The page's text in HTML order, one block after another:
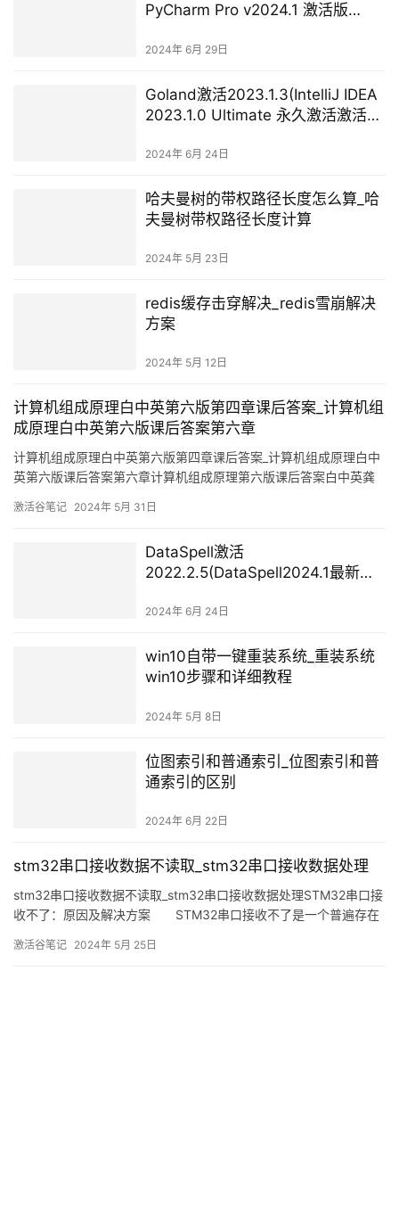
PyCharm Pro v2024.1 激活版
2024年 6月 29日
Goland激活2023.1.3(IntelliJ IDEA
2023.1.0 Ultimate 永久激活激活成
2024年 6月 24日
哈夫曼树的带权路径长度怎么算_哈
夫曼树带权路径长度计算
2024年 5月 23日
redis缓存击穿解决_redis雪崩解决
方案
2024年 5月 12日
计算机组成原理白中英第六版第四章课后答案_计算机组
成原理白中英第六版课后答案第六章
计算机组成原理白中英第六版第四章课后答案_计算机组成原理白中
英第六版课后答案第六章计算机组成原理第六版课后答案白中英龚
和模拟计算机的特点。答：①工作原理不同：数字计算机内部处理
电信号为自然界实际信号，称为模拟信号，运算的过程是连续的。
②处理数据方法不同：模拟计算机
激活谷笔记 2024年 5月 31日
DataSpell激活
2022.2.5(DataSpell2024.1最新版
（附激活码）-永久有效，持续更新)
2024年 6月 24日
win10自带一键重装系统_重装系统
win10步骤和详细教程
2024年 5月 8日
位图索引和普通索引_位图索引和普
通索引的区别
2024年 6月 22日
stm32串口接收数据不读取_stm32串口接收数据处理
stm32串口接收数据不读取_stm32串口接收数据处理STM32串口接
收不了：原因及解决方案 STM32串口接收不了是一个普遍存在
程序无法正常执行。本文将介绍STM32串口接收不了的原因以及解
激活谷笔记 2024年 5月 25日